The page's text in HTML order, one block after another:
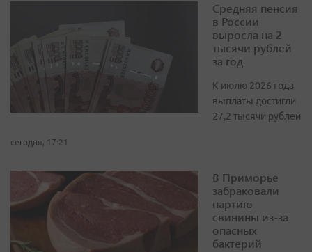
Средняя пенсия
в России
выросла на 2
тысячи рублей
за год
К июлю 2026 года
выплаты достигли
27,2 тысячи рублей
сегодня, 17:21
В Приморье
забраковали
партию
свинины из-за
опасных
бактерий